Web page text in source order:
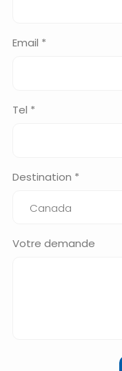
Email *
Tel *
Destination *
Votre demande